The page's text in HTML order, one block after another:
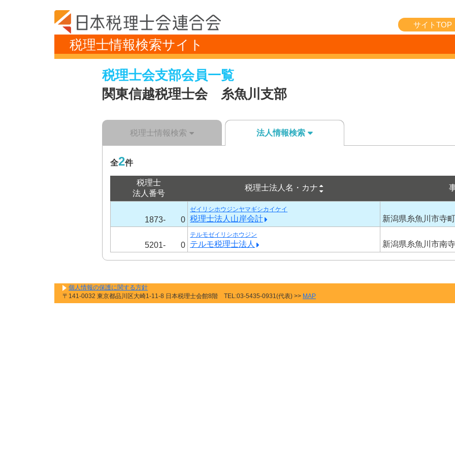
サイトTOP
税理士情報検索サイト
税理士会支部会員一覧
関東信越税理士会 糸魚川支部
税理士情報検索 法人情報検索
全2件
税理士
法人番号
税理士法人名・カナ
1873- 0
ゼイリシホウジンヤマギシカイケイ
税理士法人山岸会計 新潟県糸魚川市寺
5201- 0
テルモゼイリシホウジン
テルモ税理士法人 新潟県糸魚川市南
個人情報の保護に関する方針
〒141-0032 東京都品川区大崎1-11-8 日本税理士会館8階 TEL:03-5435-0931(代表) >> MAP